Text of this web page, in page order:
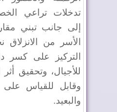
تدخلات تراعي
إلى جانب تبني
الأسر من الانزلاق
التركيز على كسر
للأجيال، وتحقيق
وقابل للقياس
والبعيد.